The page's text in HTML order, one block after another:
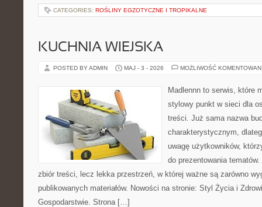
CATEGORIES: ROŚLINY EGZOTYCZNE I TROPIKALNE
KUCHNIA WIEJSKA
POSTED BY ADMIN MAJ - 3 - 2026 MOŻLIWOŚĆ
Madlennn to serwis, które
stylowy punkt w sieci dla
treści. Już sama nazwa
charakterystycznym,
uwagę użytkowników,
do prezentowania
zbiór treści, lecz lekka przestrzeń, w której ważne są zarówno
publikowanych materiałów. Nowości na stronie: Styl Życia i
Gospodarstwie. Strona […]